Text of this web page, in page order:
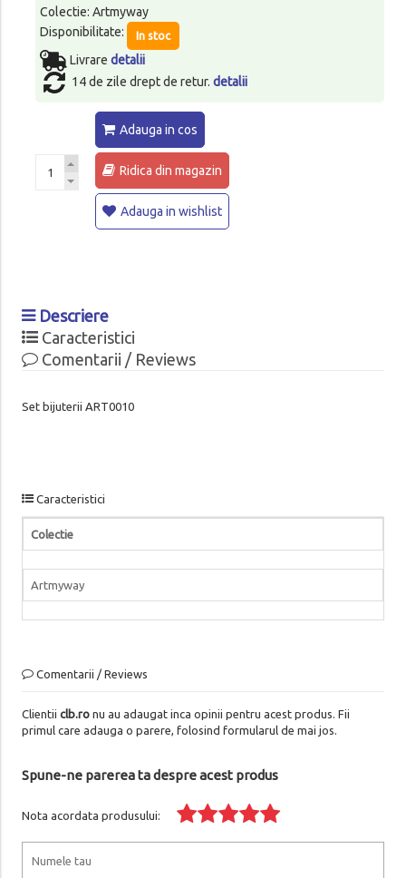
Colectie: Artmyway
Disponibilitate:
In stoc
Livrare detalii
14 de zile drept de retur. detalii
Adauga in cos
Ridica din magazin
Adauga in wishlist
Descriere
Caracteristici
Comentarii / Reviews
Set bijuterii ART0010
Caracteristici
Colectie
Artmyway
Comentarii / Reviews
Clientii clb.ronu au adaugat inca opinii pentru acest produs. Fii
primul care adauga o parere, folosind formularul de mai jos.
Spune-ne parerea ta despre acest produs
Nota acordata produsului: